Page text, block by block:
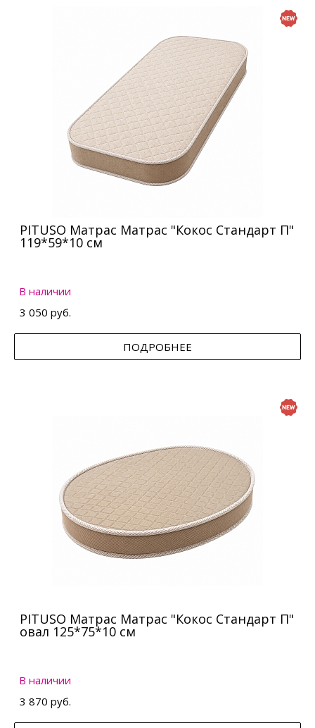
PITUSO Матрас Матрас "Кокос Стандарт П"
119*59*10 см
В наличии
3 050 руб.
ПОДРОБНЕЕ
PITUSO Матрас Матрас "Кокос Стандарт П"
овал 125*75*10 см
В наличии
3 870 руб.